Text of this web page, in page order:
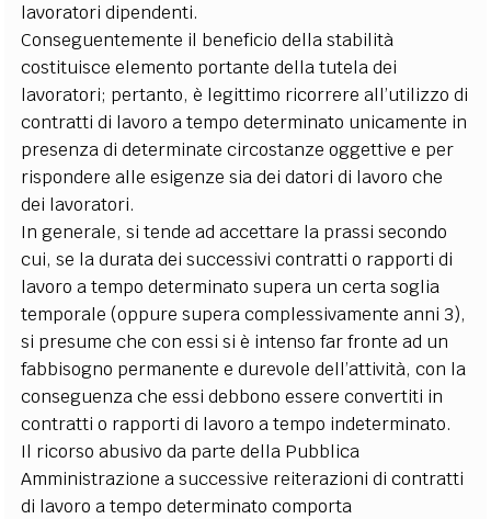
lavoratori dipendenti.
Conseguentemente il beneficio della stabilità
costituisce elemento portante della tutela dei
lavoratori; pertanto, è legittimo ricorrere all’utilizzo di
contratti di lavoro a tempo determinato unicamente in
presenza di determinate circostanze oggettive e per
rispondere alle esigenze sia dei datori di lavoro che
dei lavoratori.
In generale, si tende ad accettare la prassi secondo
cui, se la durata dei successivi contratti o rapporti di
lavoro a tempo determinato supera un certa soglia
temporale (oppure supera complessivamente anni 3),
si presume che con essi si è intenso far fronte ad un
fabbisogno permanente e durevole dell’attività, con la
conseguenza che essi debbono essere convertiti in
contratti o rapporti di lavoro a tempo indeterminato.
Il ricorso abusivo da parte della Pubblica
Amministrazione a successive reiterazioni di contratti
di lavoro a tempo determinato comporta